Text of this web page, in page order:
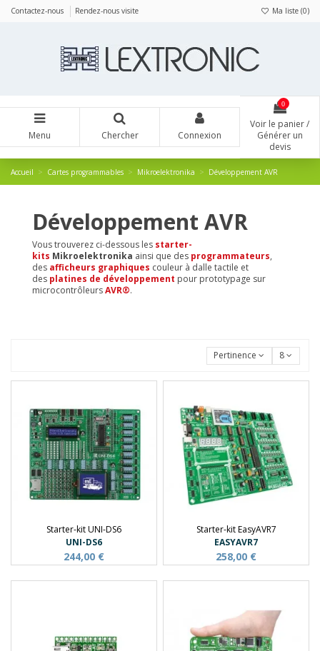
Contactez-nous Rendez-nous visite Ma liste (0)
Menu Chercher Connexion
0
Voir le panier /
Générer un
devis
Accueil Cartes programmables Mikroelektronika Développement AVR
Développement AVR
Vous trouverez ci-dessous les starter-
kits Mikroelektronika ainsi que des programmateurs,
des afficheurs graphiques couleur à dalle tactile et
des platines de développement pour prototypage sur
microcontrôleursAVR®.
Pertinence 8
Starter-kit UNI-DS6
UNI-DS6
244,00 €
Starter-kit EasyAVR7
EASYAVR7
258,00 €
Panneau de gestion des cookies